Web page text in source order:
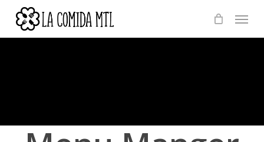
main
Menu